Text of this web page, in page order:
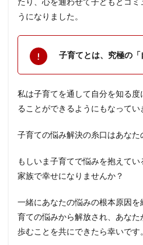
うになりました。
子育てとは、究極の「
私は子育てを通して自分を知る度
ることができるようにもなってい
子育ての悩み解決の糸口はあなた
もしいま子育てで悩みを抱えて
家族で幸せになりませんか？
一緒にあなたの悩みの根本原因
育ての悩みから解放され、あな
歩むことを共にできたら幸いです。